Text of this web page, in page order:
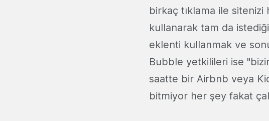
birkaç tıklama ile
kullanarak tam da
eklenti kullanmak ve
Bubble yetkilileri ise
saatte bir Airbnb veya
bitmiyor her şey fakat